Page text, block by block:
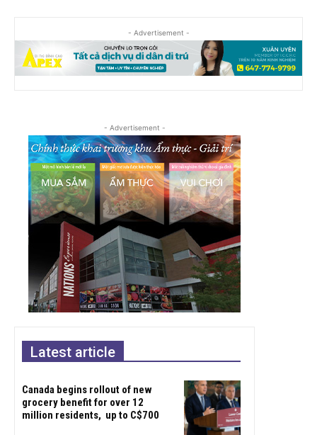
- Advertisement -
- Advertisement -
Latest article
Canada begins rollout of new
grocery benefit for over 12
million residents, up to C$700